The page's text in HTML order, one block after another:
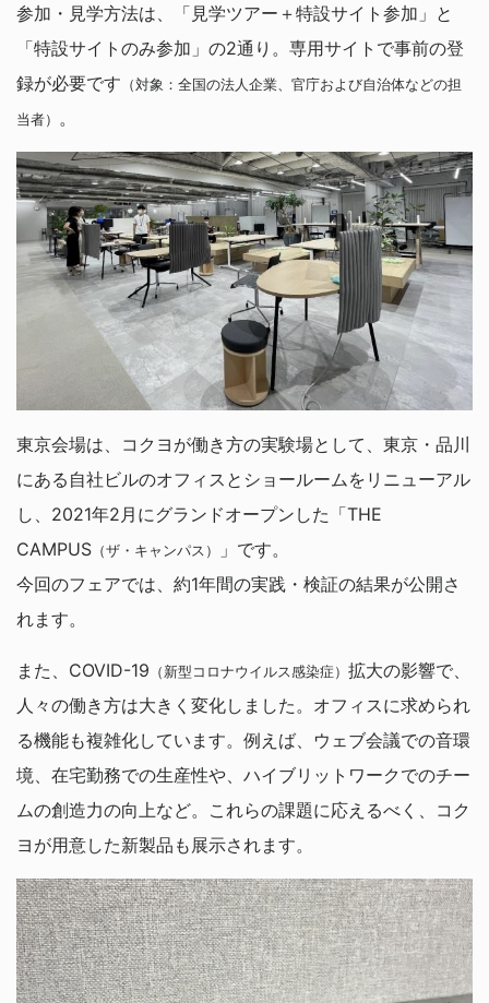
参加・見学方法は、「見学ツアー＋特設サイト参加」と
「特設サイトのみ参加」の2通り。専用サイトで事前の登
録が必要です （対象：全国の法人企業、官庁および自治体などの担
当者） 。
東京会場は、コクヨが働き方の実験場として、東京・品川
にある自社ビルのオフィスとショールームをリニューアル
し、2021年2月にグランドオープンした「THE
CAMPUS （ザ・キャンパス）
」です。
今回のフェアでは、約1年間の実践・検証の結果が公開さ
れます。
また、COVID-19 （新型コロナウイルス感染症） 拡大の影響で、
人々の働き方は大きく変化しました。オフィスに求められ
る機能も複雑化しています。例えば、ウェブ会議での音環
境、在宅勤務での生産性や、ハイブリットワークでのチー
ムの創造力の向上など。これらの課題に応えるべく、コク
ヨが用意した新製品も展示されます。